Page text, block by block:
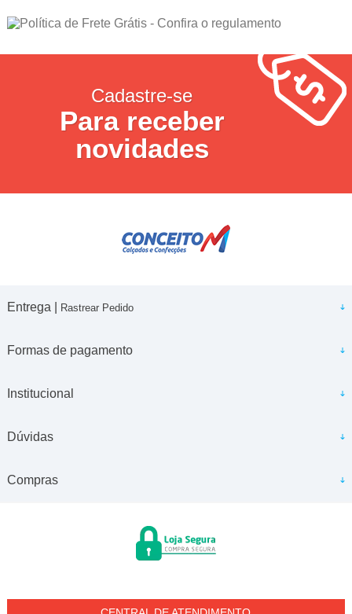
Cadastre-se
Para receber
novidades
Entrega | Rastrear Pedido
Formas de pagamento
Institucional
Dúvidas
Compras